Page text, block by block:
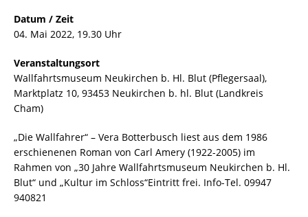
Datum / Zeit
04. Mai 2022, 19.30 Uhr
Veranstaltungsort
Wallfahrtsmuseum Neukirchen b. Hl. Blut (Pflegersaal),
Marktplatz 10, 93453 Neukirchen b. hl. Blut (Landkreis
Cham)
„Die Wallfahrer“ – Vera Botterbusch liest aus dem 1986
erschienenen Roman von Carl Amery (1922-2005) im
Rahmen von „30 Jahre Wallfahrtsmuseum Neukirchen b. Hl.
Blut“ und „Kultur im Schloss“Eintritt frei. Info-Tel. 09947
940821